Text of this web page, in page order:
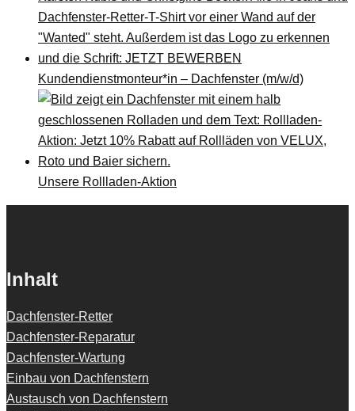
Kundendienstmonteur*in – Dachfenster (m/w/d)
Unsere Rollladen-Aktion
Inhalt
Dachfenster-Retter
Dachfenster-Reparatur
Dachfenster-Wartung
Einbau von Dachfenstern
Austausch von Dachfenstern